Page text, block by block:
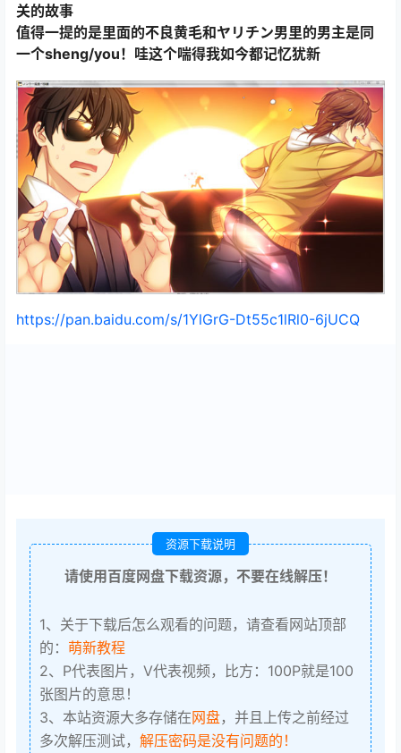
关的故事
值得一提的是里面的不良黄毛和ヤリチン男里的男主是同
一个sheng/you！哇这个喘得我如今都记忆犹新
https://pan.baidu.com/s/1YlGrG-Dt55c1lRl0-6jUCQ
资源下载说明
请使用百度网盘下载资源，不要在线解压！
1、关于下载后怎么观看的问题，请查看网站顶部
的： 萌新教程
2、P代表图片，V代表视频，比方：100P就是100
张图片的意思！
3、本站资源大多存储在网盘，并且上传之前经过
多次解压测试， 解压密码是没有问题的！